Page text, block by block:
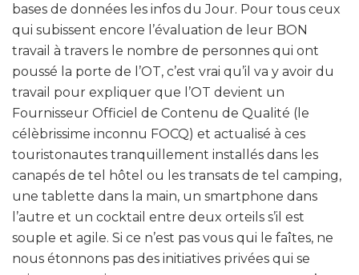
bases de données les infos du Jour. Pour tous ceux
qui subissent encore l’évaluation de leur BON
travail à travers le nombre de personnes qui ont
poussé la porte de l’OT, c’est vrai qu’il va y avoir du
travail pour expliquer que l’OT devient un
Fournisseur Officiel de Contenu de Qualité (le
célèbrissime inconnu FOCQ) et actualisé à ces
touristonautes tranquillement installés dans les
canapés de tel hôtel ou les transats de tel camping,
une tablette dans la main, un smartphone dans
l’autre et un cocktail entre deux orteils s’il est
souple et agile. Si ce n’est pas vous qui le faîtes, ne
nous étonnons pas des initiatives privées qui se